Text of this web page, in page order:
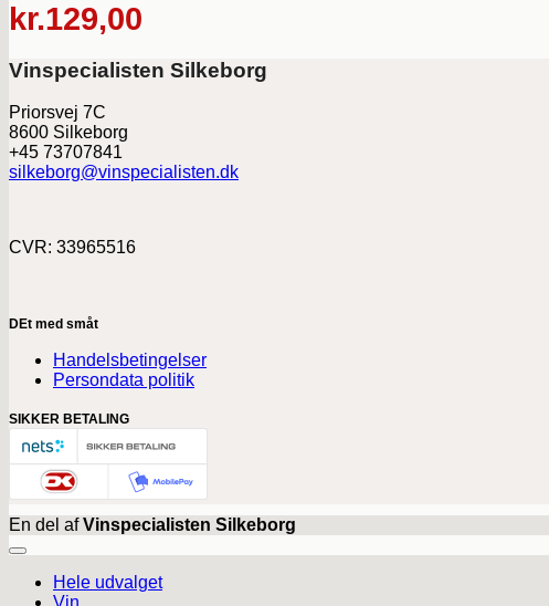
kr.129,00
Vinspecialisten Silkeborg
Priorsvej 7C
8600 Silkeborg
+45 73707841
silkeborg@vinspecialisten.dk
CVR: 33965516
DEt med småt
Handelsbetingelser
Persondata politik
SIKKER BETALING
En del afVinspecialisten Silkeborg
Hele udvalget